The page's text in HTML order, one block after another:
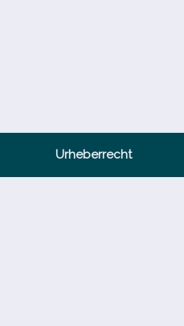
Urheberrecht